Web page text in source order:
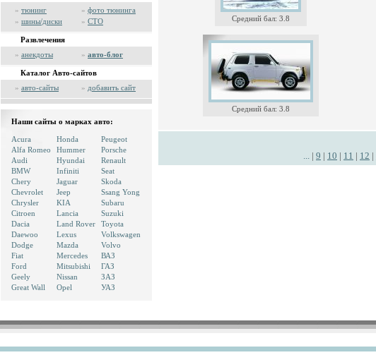
» тюнинг » фото тюнинга
» шины/диски » СТО
Развлечения
» анекдоты » авто-блог
Каталог Авто-сайтов
» авто-сайты » добавить сайт
Наши сайты о марках авто:
Acura
Alfa Romeo
Audi
BMW
Chery
Chevrolet
Chrysler
Citroen
Dacia
Daewoo
Dodge
Fiat
Ford
Geely
Great Wall
Honda
Hummer
Hyundai
Infiniti
Jaguar
Jeep
KIA
Lancia
Land Rover
Lexus
Mazda
Mercedes
Mitsubishi
Nissan
Opel
Peugeot
Porsche
Renault
Seat
Skoda
Ssang Yong
Subaru
Suzuki
Toyota
Volkswagen
Volvo
ВАЗ
ГАЗ
ЗАЗ
УАЗ
Средний бал: 3.8
Средний бал: 3.8
... | 9 | 10 | 11 | 12 |